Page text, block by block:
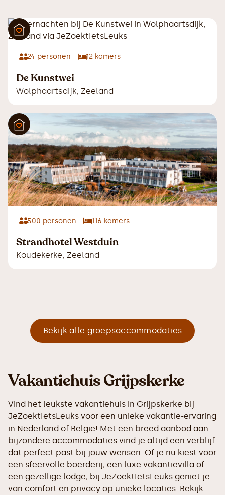
24 personen 12 kamers
De Kunstwei
Wolphaartsdijk, Zeeland
500 personen 116 kamers
Strandhotel Westduin
Koudekerke, Zeeland
Bekijk alle groepsaccommodaties
Vakantiehuis Grijpskerke
Vind het leukste vakantiehuis in Grijpskerke bij
JeZoektIetsLeuks voor een unieke vakantie-ervaring
in Nederland of België! Met een breed aanbod aan
bijzondere accommodaties vind je altijd een verblijf
dat perfect past bij jouw wensen. Of je nu kiest voor
een sfeervolle boerderij, een luxe vakantievilla of
een gezellige lodge, bij JeZoektIetsLeuks geniet je
van comfort en privacy op unieke locaties. Bekijk